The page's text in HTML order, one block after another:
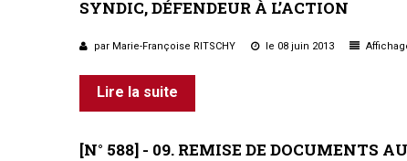
SYNDIC,DÉFENDEUR À L’ACTION
par Marie-Françoise RITSCHY le 08 juin 2013
Lire la suite
[N° 588] - 09. REMISE DE DOCUMENTS AU